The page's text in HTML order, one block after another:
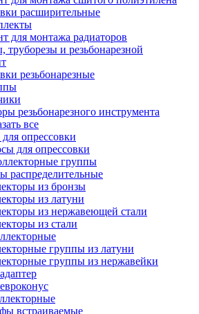
расширительные
для монтажа радиаторов
труборезы и резьбонарезной
резьбонарезные
резьбонарезного инструмента
все
опрессовки
для опрессовки
группы
распределительные
из бронзы
из латуни
из нержавеющей стали
из стали
группы из латуни
группы из нержавейки
встраиваемые